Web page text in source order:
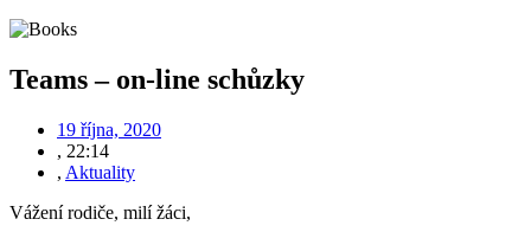
Teams – on-line schůzky
19 října, 2020
, 22:14
, Aktuality
Vážení rodiče, milí žáci,